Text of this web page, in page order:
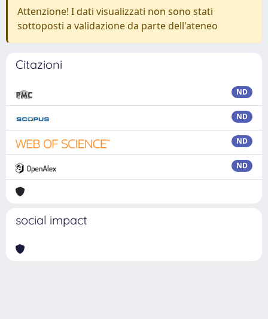
Attenzione! I dati visualizzati non sono stati
sottoposti a validazione da parte dell'ateneo
Citazioni
ND
ND
ND
ND
social impact